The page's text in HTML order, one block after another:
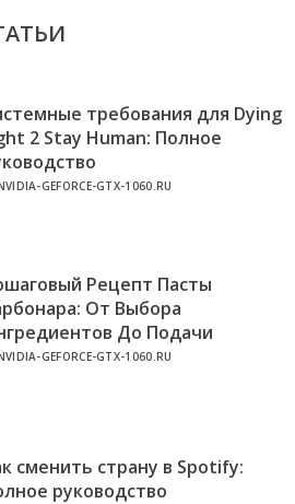
требования для Dying
2 Stay Human: Полное
GEFORCE-GTX-1060.RU
Рецепт Пасты
От Выбора
До Подачи
GEFORCE-GTX-1060.RU
сменить страну в Spotify:
руководство